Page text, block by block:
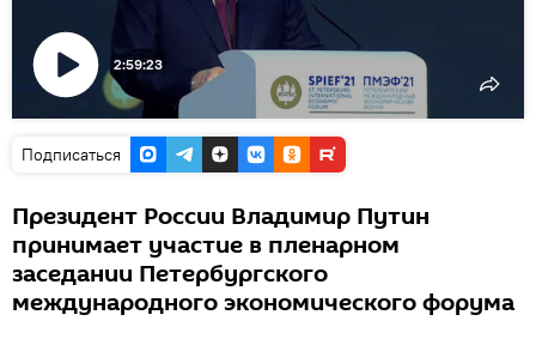
Воспроизвести
2:59:23
Подписаться
Президент России Владимир Путин
принимает участие в пленарном
заседании Петербургского
международного экономического форума